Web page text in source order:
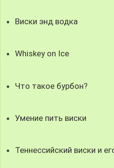
Виски энд водка
Whiskey on Ice
Что такое бурбон?
Умение пить виски
Теннессийский виски и